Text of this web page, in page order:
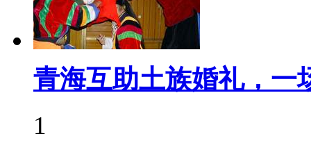
青海互助土族婚礼，一
1